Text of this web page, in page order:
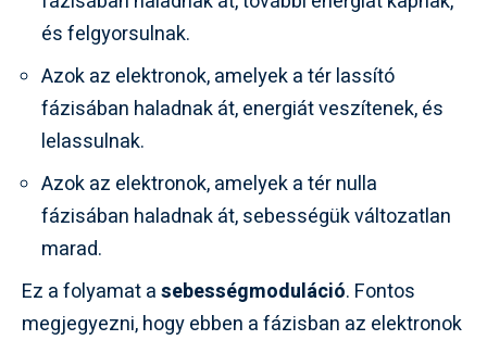
és felgyorsulnak.
Azok az elektronok, amelyek a tér lassító
fázisában haladnak át, energiát veszítenek, és
lelassulnak.
Azok az elektronok, amelyek a tér nulla
fázisában haladnak át, sebességük változatlan
marad.
Ez a folyamat asebességmoduláció. Fontos
megjegyezni, hogy ebben a fázisban az elektronok